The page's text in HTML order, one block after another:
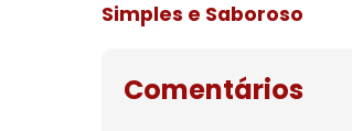
Simples e Saboroso
Comentários